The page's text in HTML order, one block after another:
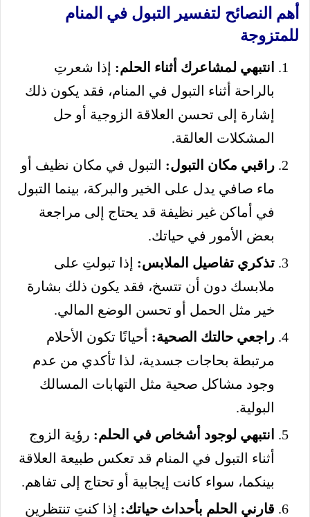
أهم النصائح لتفسير التبول في المنام
للمتزوجة
انتبهي لمشاعرك أثناء الحلم: إذا شعرتِ
بالراحة أثناء التبول في المنام، فقد يكون ذلك
إشارة إلى تحسن العلاقة الزوجية أو حل
المشكلات العالقة.
راقبي مكان التبول: التبول في مكان نظيف أو
ماء صافي يدل على الخير والبركة، بينما التبول
في أماكن غير نظيفة قد يحتاج إلى مراجعة
بعض الأمور في حياتك.
تذكري تفاصيل الملابس: إذا تبولتِ على
ملابسك دون أن تتسخ، فقد يكون ذلك بشارة
خير مثل الحمل أو تحسن الوضع المالي.
راجعي حالتك الصحية: أحيانًا تكون الأحلام
مرتبطة بحاجات جسدية، لذا تأكدي من عدم
وجود مشاكل صحية مثل التهابات المسالك
البولية.
انتبهي لوجود أشخاص في الحلم: رؤية الزوج
أثناء التبول في المنام قد تعكس طبيعة العلاقة
بينكما، سواء كانت إيجابية أو تحتاج إلى تفاهم.
قارني الحلم بأحداث حياتك: إذا كنتِ تنتظرين